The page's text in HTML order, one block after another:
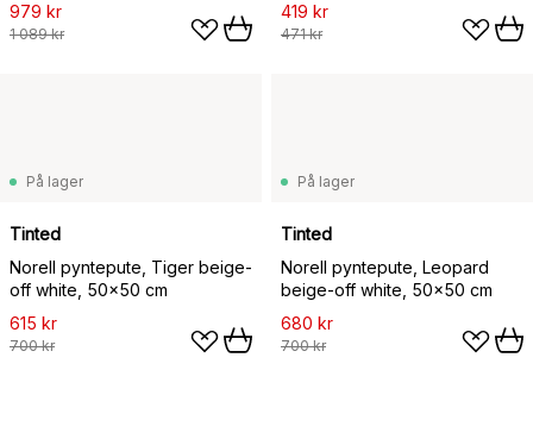
979 kr
1 089 kr
419 kr
471 kr
På lager
Tinted
Norell pyntepute, Tiger beige-
off white, 50x50 cm
615 kr
700 kr
På lager
Tinted
Norell pyntepute, Leopard
beige-off white, 50x50 cm
680 kr
700 kr